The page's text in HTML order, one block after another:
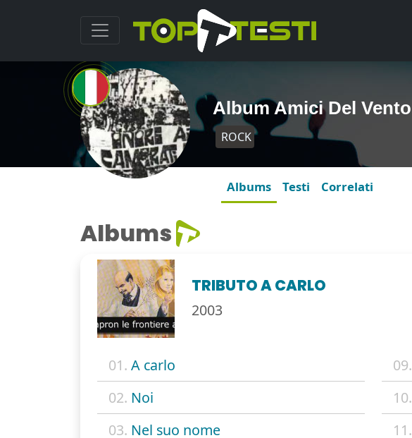
Album Amici Del Vento
ROCK
Albums Testi Correlati
Albums
TRIBUTO A CARLO
2003
01. A carlo
02. Noi
03. Nel suo nome
09.
10.
11.